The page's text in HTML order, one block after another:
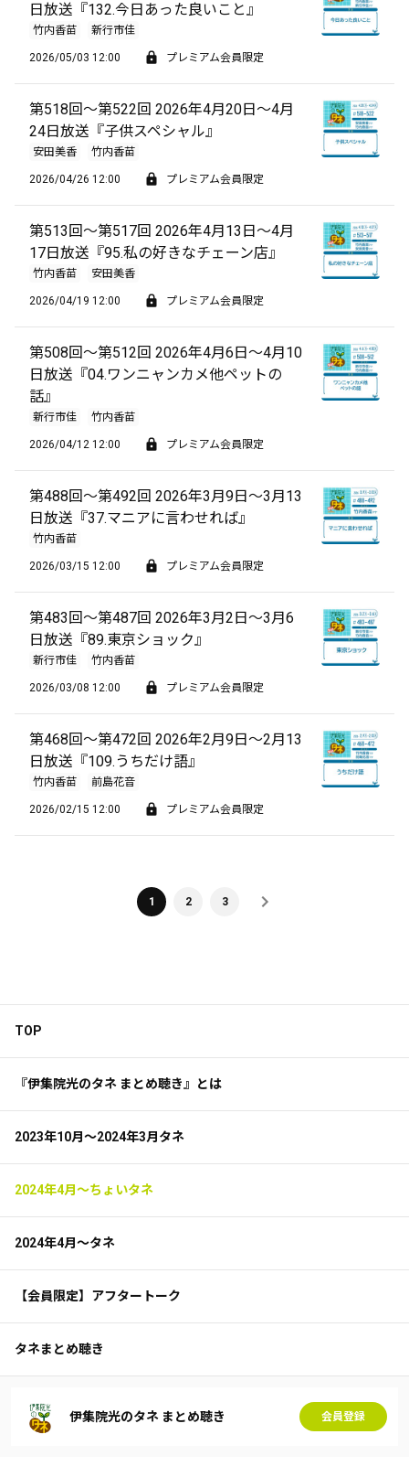
日放送『132.今日あった良いこと』
竹内香苗 新行市佳
2026/05/03 12:00 プレミアム会員限定
第518回～第522回 2026年4月20日～4月
24日放送『子供スペシャル』
安田美香 竹内香苗
2026/04/26 12:00 プレミアム会員限定
第513回～第517回 2026年4月13日～4月
17日放送『95.私の好きなチェーン店』
竹内香苗 安田美香
2026/04/19 12:00 プレミアム会員限定
第508回～第512回 2026年4月6日～4月10
日放送『04.ワンニャンカメ他ペットの
話』
新行市佳 竹内香苗
2026/04/12 12:00 プレミアム会員限定
第488回～第492回 2026年3月9日～3月13
日放送『37.マニアに言わせれば』
竹内香苗
2026/03/15 12:00 プレミアム会員限定
第483回～第487回 2026年3月2日～3月6
日放送『89.東京ショック』
新行市佳 竹内香苗
2026/03/08 12:00 プレミアム会員限定
第468回～第472回 2026年2月9日～2月13
日放送『109.うちだけ語』
竹内香苗 前島花音
2026/02/15 12:00 プレミアム会員限定
1 2 3
TOP
『伊集院光のタネ まとめ聴き』とは
2023年10月～2024年3月タネ
2024年4月～ちょいタネ
2024年4月～タネ
【会員限定】アフタートーク
タネまとめ聴き
伊集院光のタネ まとめ聴き 会員登録